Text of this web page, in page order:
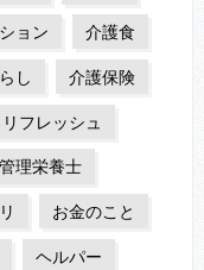
ョン 介護食
し 介護保険
リフレッシュ
管理栄養士
お金のこと
ヘルパー